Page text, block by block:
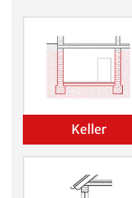
Keller